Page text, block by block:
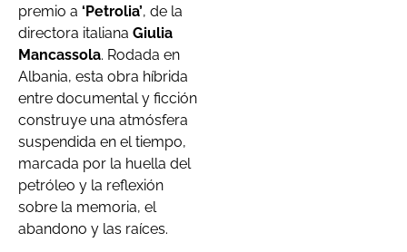
premio a ‘Petrolia’, de la
directora italiana Giulia
Mancassola. Rodada en
Albania, esta obra híbrida
entre documental y ficción
construye una atmósfera
suspendida en el tiempo,
marcada por la huella del
petróleo y la reflexión
sobre la memoria, el
abandono y las raíces.